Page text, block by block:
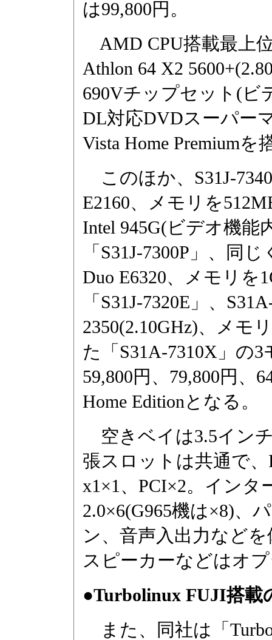
は99,800円。
AMD CPU搭載最上
Athlon 64 X2
690Vチップセット(ビ
DL対応DVDスーパー
Vista Home Premium
このほか、S31J-
E2160、メモリを
Intel 945G(ビデオ機能
「S31J-7300P」、同
Duo E6320、メモリを
「S31J-7320E」、
2350(2.10GHz)、メモ
た「S31A-7310X」の
59,800円、79,800円、
Home Editionとなる。
空きベイは3.5イン
張スロットは共通で、
x1×1、PCI×2。インタ
2.0×6(G965機は×8)、
ン、音声入出力など
スピーカーなどはオ
●Turbolinux FUJI搭載
また、同社は「